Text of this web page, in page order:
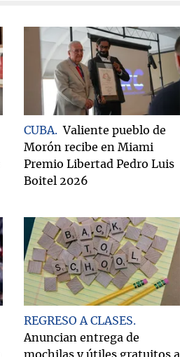
CUBA
Valiente pueblo de
Morón recibe en Miami
Premio Libertad Pedro Luis
Boitel 2026
REGRESO A CLASES
Anuncian entrega de